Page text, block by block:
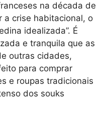
na década de
a crise habitacional, o
idealizada”. É
e tranquila que as
outras cidades,
para comprar
e roupas tradicionais
dos souks